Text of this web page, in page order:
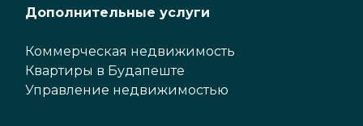
Дополнительные услуги
Коммерческая недвижимость
Квартиры в Будапеште
Управление недвижимостью